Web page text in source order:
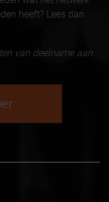
heeft? Lees dan
van deelname aan